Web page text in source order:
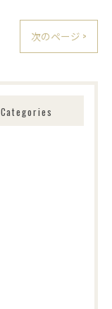
次のページ >
Categories